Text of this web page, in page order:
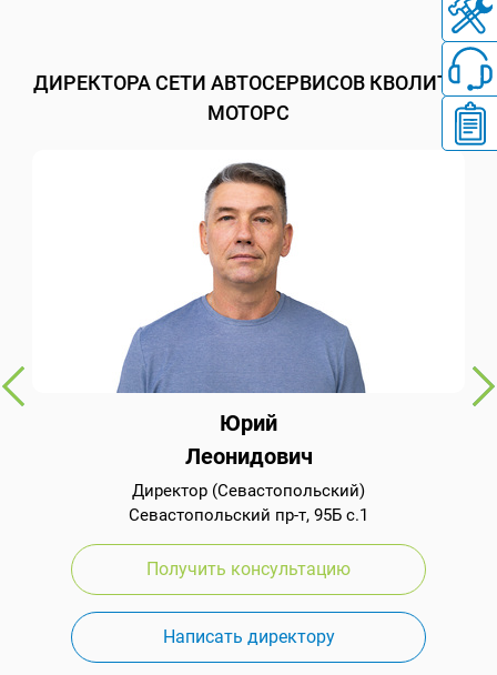
ДИРЕКТОРА СЕТИ АВТОСЕРВИСОВ КВОЛИТИ
МОТОРС
Юрий
Леонидович
Директор (Севастопольский)
Севастопольский пр-т, 95Б с.1
Получить консультацию
Написать директору